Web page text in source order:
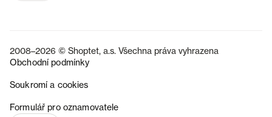
2008–2026 © Shoptet, a.s. Všechna práva vyhrazena
Obchodní podmínky
Soukromí a cookies
Formulář pro oznamovatele